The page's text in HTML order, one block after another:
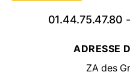
01.44.75.47.80
ADRESSE
ZA des